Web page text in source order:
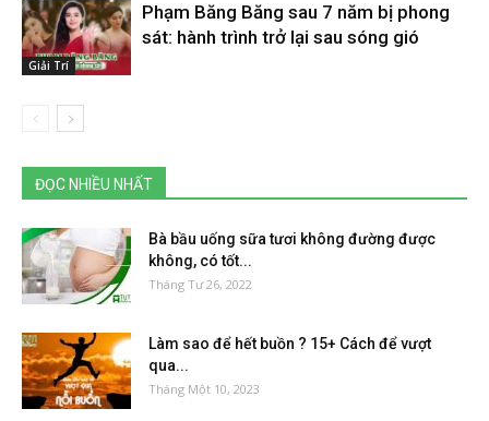
Giải Trí
Phạm Băng Băng sau 7 năm bị phong
sát: hành trình trở lại sau sóng gió
ĐỌC NHIỀU NHẤT
Bà bầu uống sữa tươi không đường được
không, có tốt...
Tháng Tư 26, 2022
Làm sao để hết buồn ? 15+ Cách để vượt
qua...
Tháng Một 10, 2023